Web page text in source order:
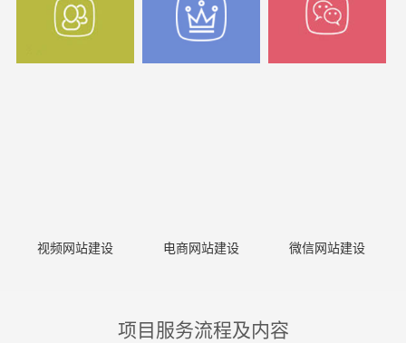
视频网站建设 电商网站建设 微信网站建设
项目服务流程及内容